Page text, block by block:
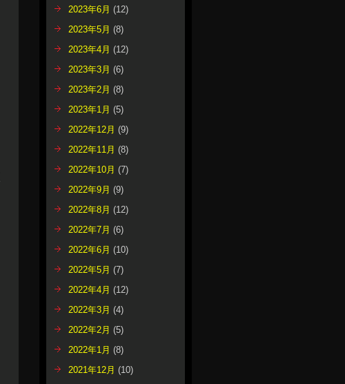
2023年6月 (12)
2023年5月 (8)
2023年4月 (12)
2023年3月 (6)
2023年2月 (8)
2023年1月 (5)
2022年12月 (9)
2022年11月 (8)
2022年10月 (7)
2022年9月 (9)
2022年8月 (12)
2022年7月 (6)
2022年6月 (10)
2022年5月 (7)
2022年4月 (12)
2022年3月 (4)
2022年2月 (5)
2022年1月 (8)
2021年12月 (10)